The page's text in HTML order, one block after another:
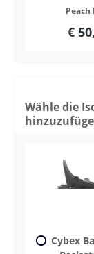
Peach
€
Wähle die
Cybex